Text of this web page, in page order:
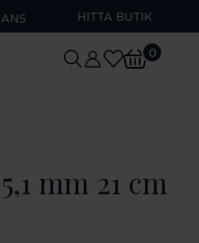
HITTA BUTIK
0
mm 21 cm